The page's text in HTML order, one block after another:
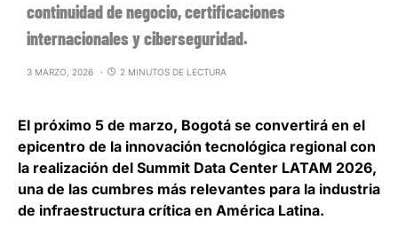
continuidad de negocio, certificaciones
internacionales y ciberseguridad.
3 MARZO, 2026 2 MINUTOS DE LECTURA
El próximo 5 de marzo, Bogotá se convertirá en el
epicentro de la innovación tecnológica regional con
la realización del Summit Data Center LATAM 2026,
una de las cumbres más relevantes para la industria
de infraestructura crítica en América Latina.